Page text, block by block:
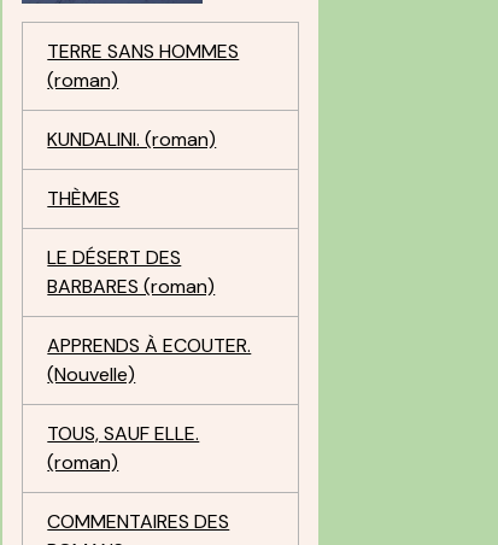
TERRE SANS HOMMES
(roman)
KUNDALINI. (roman)
THÈMES
LE DÉSERT DES
BARBARES (roman)
APPRENDS À ECOUTER.
(Nouvelle)
TOUS, SAUF ELLE.
(roman)
COMMENTAIRES DES